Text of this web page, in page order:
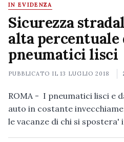
IN EVIDENZA
Sicurezza
alta
pneumatici lisci
PUBBLICATO IL13 LUGLIO 2018
ROMA - I pneumatici lisci e
auto in costante
le vacanze di chi si spostera'